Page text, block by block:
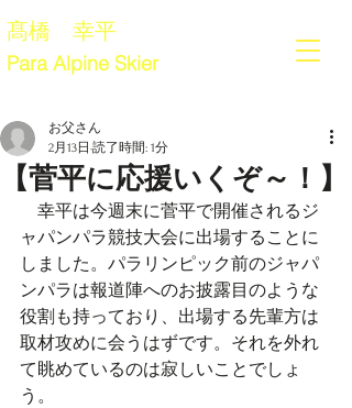
髙橋 幸平
Para Alpine Skier
【菅平に応援いくぞ～！】
お父さん
2月13日 読了時間: 1分
幸平は今週末に菅平で開催されるジ
ャパンパラ競技大会に出場することに
しました。パラリンピック前のジャパ
ンパラは報道陣へのお披露目のような
役割も持っており、出場する先輩方は
取材攻めに会うはずです。それを外れ
て眺めているのは寂しいことでしょ
う。